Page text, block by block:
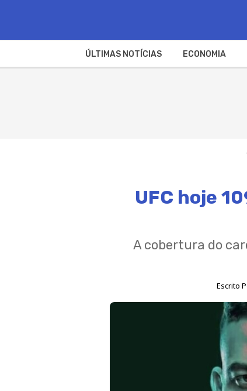
ÚLTIMAS NOTÍCIAS ECONOMIA
UFC hoje
A cobertura do
Escrito